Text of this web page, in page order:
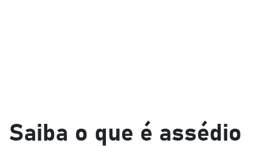
Saiba o que é assédio